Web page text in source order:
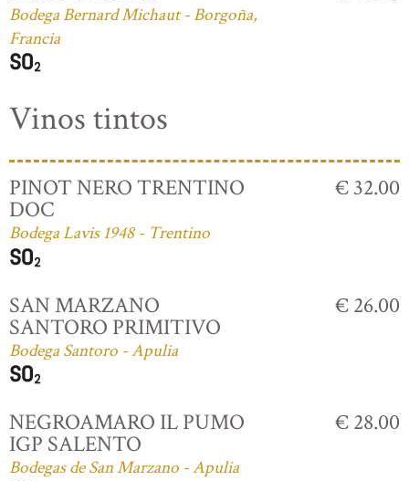
Bodega Bernard Michaut - Borgoña,
Francia
Vinos tintos
PINOT NERO TRENTINO
DOC
Bodega Lavis 1948 - Trentino
€ 32.00
SAN MARZANO
SANTORO PRIMITIVO
Bodega Santoro - Apulia
€ 26.00
NEGROAMARO IL PUMO
IGP SALENTO
Bodegas de San Marzano - Apulia
€ 28.00